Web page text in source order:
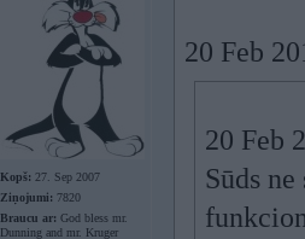
Kopš: 27. Sep 2007
Ziņojumi: 7820
Braucu ar: God bless mr.
Dunning and mr. Kruger
20 Feb
20 Feb
Sūds